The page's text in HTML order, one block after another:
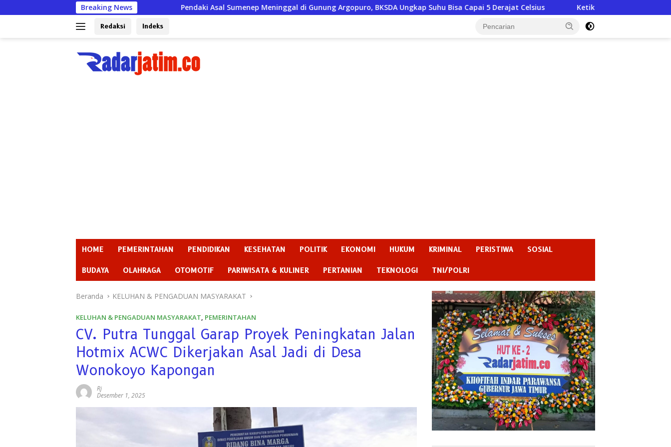
ke
Breaking News
Pendaki Asal Sumenep Meninggal di Gunung Argopuro, BKSDA Ungkap Suhu Bisa Capai 5 Derajat Celsius Ketika Kekuasaan Lupa Bahwa Negara Dibentuk
Redaksi Indeks
HOME PEMERINTAHAN PENDIDIKAN KESEHATAN POLITIK EKONOMI HUKUM KRIMINAL PERISTIWA SOSIAL
BUDAYA OLAHRAGA OTOMOTIF PARIWISATA & KULINER PERTANIAN TEKNOLOGI TNI/POLRI
Beranda KELUHAN & PENGADUAN MASYARAKAT
KELUHAN & PENGADUAN MASYARAKAT, PEMERINTAHAN
CV. Putra Tunggal Garap Proyek Peningkatan Jalan
Hotmix ACWC Dikerjakan Asal Jadi di Desa
Wonokoyo Kapongan
Rj
Desember 1, 2025